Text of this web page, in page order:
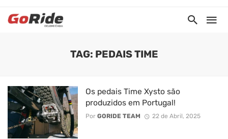
TAG: PEDAIS TIME
Os pedais Time Xysto são
produzidos em Portugal!
Por GORIDE TEAM 22 de Abril, 2025